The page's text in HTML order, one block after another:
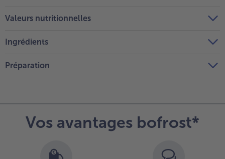
Valeurs nutritionnelles
Ingrédients
Préparation
Vos avantages bofrost*